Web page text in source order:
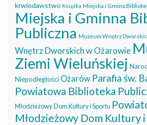
krwiodawstwo Książka Miejska i Gmina
Miejska i Gminna
Publiczna Muzeum Wnętrz
Wnętrz Dworskich w Ożarowie
Ziemi Wieluńskiej
Niepodległości Ożarów Parafia św.
Powiatowa Biblioteka
Młodzieżowy Dom Kultury i Sportu
Młodzieżowy Dom Kultury